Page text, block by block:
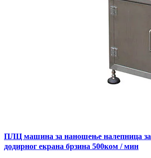
ПЛЦ машина за наношење налепница
додирног екрана брзина 500ком / мин